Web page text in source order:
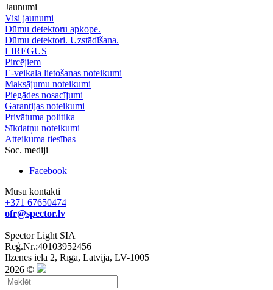
Jaunumi
Visi jaunumi
Dūmu detektoru apkope.
Dūmu detektori. Uzstādīšana.
LIREGUS
Pircējiem
E-veikala lietošanas noteikumi
Maksājumu noteikumi
Piegādes nosacījumi
Garantijas noteikumi
Privātuma politika
Sīkdatņu noteikumi
Atteikuma tiesības
Soc. mediji
Facebook
Mūsu kontakti
+371 67650474
ofr@spector.lv
Spector Light SIA
Reģ.Nr.:40103952456
Ilzenes iela 2, Rīga, Latvija, LV-1005
2026 ©